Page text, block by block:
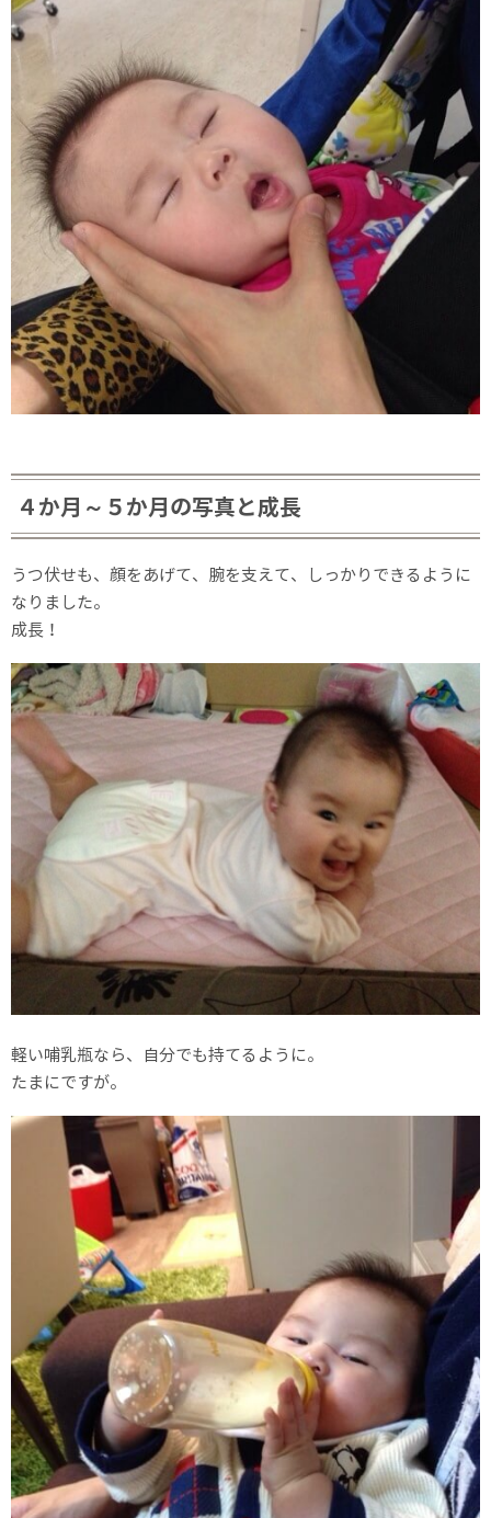
４か月～５か月の写真と成長
うつ伏せも、顔をあげて、腕を支えて、しっかりできるように
なりました。
成長！
軽い哺乳瓶なら、自分でも持てるように。
たまにですが。